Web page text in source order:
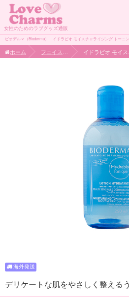
女性のためのラブグッズ通販
ビオデルマ（Bioderma） イドラビオ モイスチャライジング トーニ
ホーム
デリケートな肌をやさしく整える